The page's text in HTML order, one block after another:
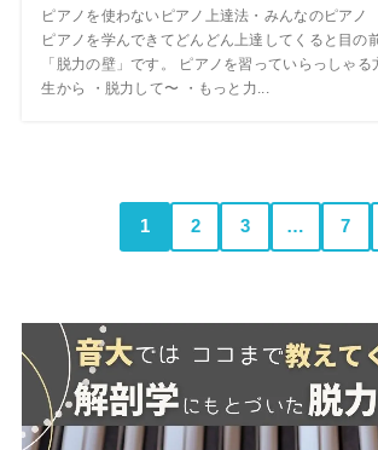
ピアノを使わないピアノ上達法・みんなのピア
ピアノを学んできてどんどん上達してくると目の
「脱力の壁」です。 ピアノを習っていらっしゃ
生から ・脱力して〜 ・もっと力...
1 2 3 … 7